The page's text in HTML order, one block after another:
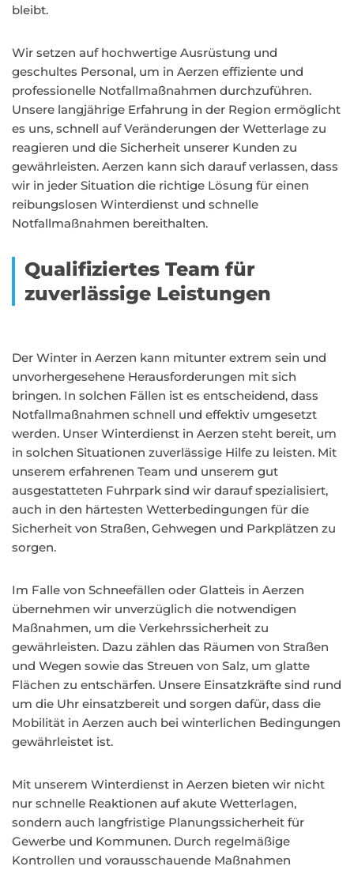
bleibt.
Wir setzen auf hochwertige Ausrüstung und
geschultes Personal, um in Aerzen effiziente und
professionelle Notfallmaßnahmen durchzuführen.
Unsere langjährige Erfahrung in der Region ermöglicht
es uns, schnell auf Veränderungen der Wetterlage zu
reagieren und die Sicherheit unserer Kunden zu
gewährleisten. Aerzen kann sich darauf verlassen, dass
wir in jeder Situation die richtige Lösung für einen
reibungslosen Winterdienst und schnelle
Notfallmaßnahmen bereithalten.
Qualifiziertes Team für
zuverlässige Leistungen
Der Winter in Aerzen kann mitunter extrem sein und
unvorhergesehene Herausforderungen mit sich
bringen. In solchen Fällen ist es entscheidend, dass
Notfallmaßnahmen schnell und effektiv umgesetzt
werden. Unser Winterdienst in Aerzen steht bereit, um
in solchen Situationen zuverlässige Hilfe zu leisten. Mit
unserem erfahrenen Team und unserem gut
ausgestatteten Fuhrpark sind wir darauf spezialisiert,
auch in den härtesten Wetterbedingungen für die
Sicherheit von Straßen, Gehwegen und Parkplätzen zu
sorgen.
Im Falle von Schneefällen oder Glatteis in Aerzen
übernehmen wir unverzüglich die notwendigen
Maßnahmen, um die Verkehrssicherheit zu
gewährleisten. Dazu zählen das Räumen von Straßen
und Wegen sowie das Streuen von Salz, um glatte
Flächen zu entschärfen. Unsere Einsatzkräfte sind rund
um die Uhr einsatzbereit und sorgen dafür, dass die
Mobilität in Aerzen auch bei winterlichen Bedingungen
gewährleistet ist.
Mit unserem Winterdienst in Aerzen bieten wir nicht
nur schnelle Reaktionen auf akute Wetterlagen,
sondern auch langfristige Planungssicherheit für
Gewerbe und Kommunen. Durch regelmäßige
Kontrollen und vorausschauende Maßnahmen